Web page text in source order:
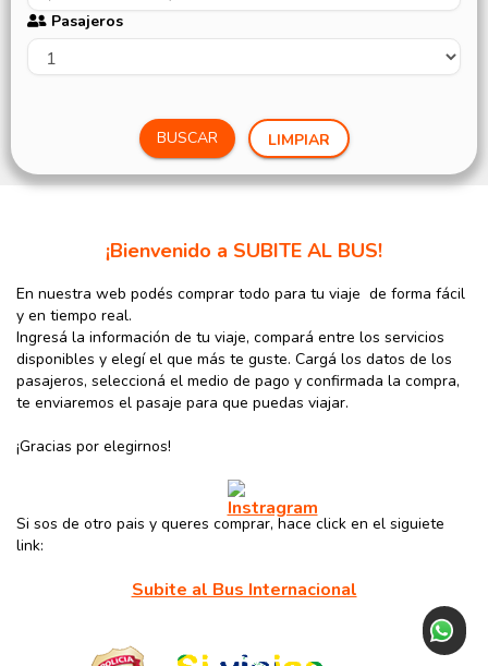
Pasajeros
BUSCAR LIMPIAR
¡Bienvenido a SUBITE AL BUS!
En nuestra web podés comprar todo para tu viaje de forma fácil
y en tiempo real.
Ingresá la información de tu viaje, compará entre los servicios
disponibles y elegí el que más te guste. Cargá los datos de los
pasajeros, seleccioná el medio de pago y confirmada la compra,
te enviaremos el pasaje para que puedas viajar.
¡Gracias por elegirnos!
Si sos de otro pais y queres comprar, hace click en el siguiete
link:
Subite al Bus Internacional